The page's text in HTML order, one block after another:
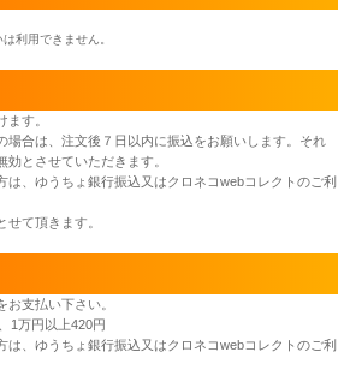
利用できません。
す。
合は、注文後７日以内に振込をお願いします。それ
とさせていただきます。
、ゆうちょ銀行振込又はクロネコwebコレクトのご利
て頂きます。
お支払い下さい。
1万円以上420円
、ゆうちょ銀行振込又はクロネコwebコレクトのご利